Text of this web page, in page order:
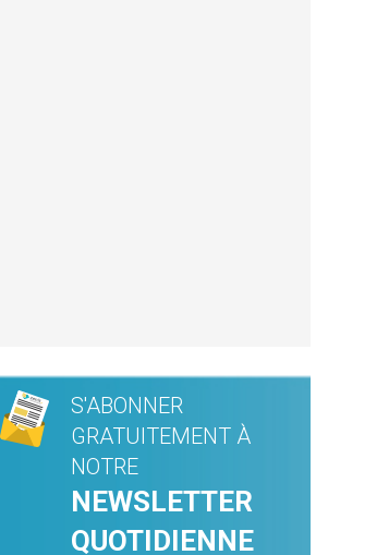
S'ABONNER
GRATUITEMENT À
NOTRE
NEWSLETTER
QUOTIDIENNE